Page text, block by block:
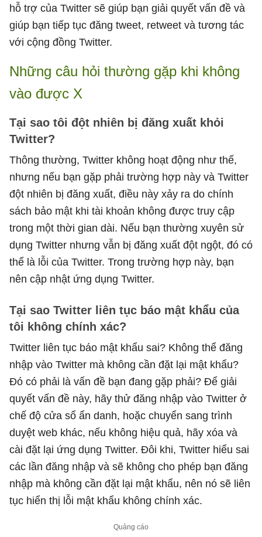
hỗ trợ của Twitter sẽ giúp bạn giải quyết vấn đề và
giúp bạn tiếp tục đăng tweet, retweet và tương tác
với cộng đồng Twitter.
Những câu hỏi thường gặp khi không
vào được X
Tại sao tôi đột nhiên bị đăng xuất khỏi
Twitter?
Thông thường, Twitter không hoạt động như thế,
nhưng nếu bạn gặp phải trường hợp này và Twitter
đột nhiên bị đăng xuất, điều này xảy ra do chính
sách bảo mật khi tài khoản không được truy cập
trong một thời gian dài. Nếu bạn thường xuyên sử
dụng Twitter nhưng vẫn bị đăng xuất đột ngột, đó có
thể là lỗi của Twitter. Trong trường hợp này, bạn
nên cập nhật ứng dụng Twitter.
Tại sao Twitter liên tục báo mật khẩu của
tôi không chính xác?
Twitter liên tục báo mật khẩu sai? Không thể đăng
nhập vào Twitter mà không cần đặt lại mật khẩu?
Đó có phải là vấn đề bạn đang gặp phải? Để giải
quyết vấn đề này, hãy thử đăng nhập vào Twitter ở
chế độ cửa sổ ẩn danh, hoặc chuyển sang trình
duyệt web khác, nếu không hiệu quả, hãy xóa và
cài đặt lại ứng dụng Twitter. Đôi khi, Twitter hiểu sai
các lần đăng nhập và sẽ không cho phép bạn đăng
nhập mà không cần đặt lại mật khẩu, nên nó sẽ liên
tục hiển thị lỗi mật khẩu không chính xác.